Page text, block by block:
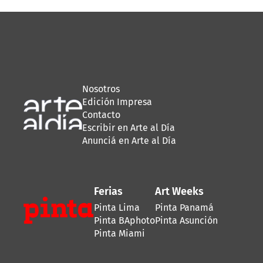
Nosotros
Edición Impresa
Contacto
Escribir en Arte al Día
Anunciá en Arte al Día
Ferias
Pinta Lima
Pinta BAphoto
Pinta Miami
Art Weeks
Pinta Panamá
Pinta Asunción